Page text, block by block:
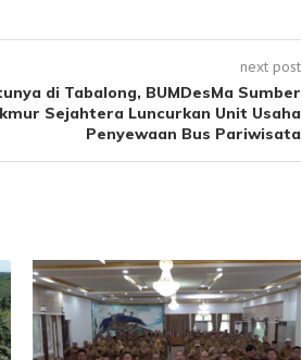
next post
di Tabalong, BUMDesMa Sumber
Sejahtera Luncurkan Unit Usaha
Penyewaan Bus Pariwisata